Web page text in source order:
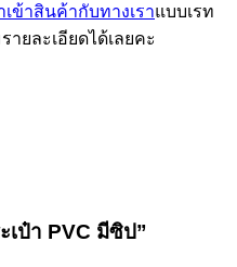
เข้าสินค้ากับทางเราแบบเรท
ยละเอียดได้เลยคะ
ป๋า PVC มีซิป”